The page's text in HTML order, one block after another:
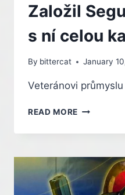
Založil
s ní celou
By bittercat January
Veteránovi
READ MORE ZEMŘEL
ROSEN.
SEGU
STRÁVIL